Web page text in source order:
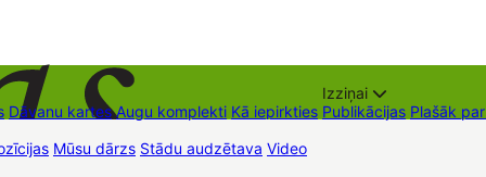
Dāvanu kartes Augu komplekti Kā iepirkties
Izziņai
Publikācijas Plašāk
Mūsu dārzs Stādu audzētava Video